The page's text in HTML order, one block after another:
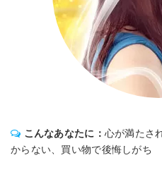
こんなあなたに： 心が満たさ
からない、買い物で後悔しがち